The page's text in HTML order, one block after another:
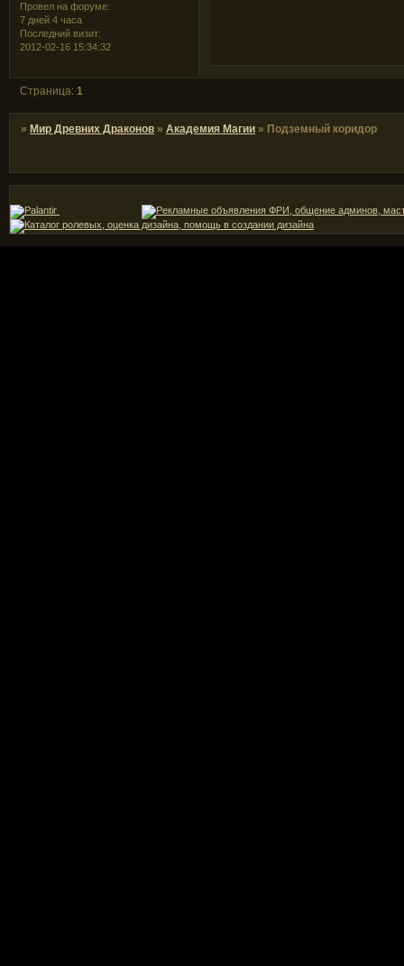
Провел на форуме:
7 дней 4 часа
Последний визит:
2012-02-16 15:34:32
Страница:1
» Мир Древних Драконов »Академия Магии » Подземный коридор